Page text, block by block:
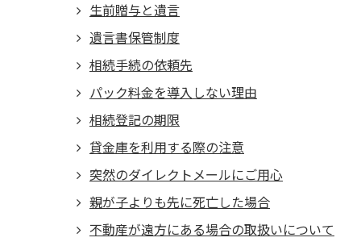
生前贈与と遺言
遺言書保管制度
相続手続の依頼先
パック料金を導入しない理由
相続登記の期限
貸金庫を利用する際の注意
突然のダイレクトメールにご用心
親が子よりも先に死亡した場合
不動産が遠方にある場合の取扱いについて